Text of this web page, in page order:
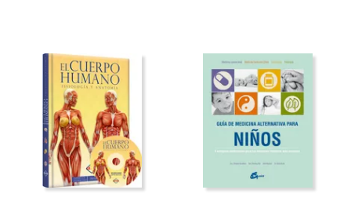
15%
dcto.
$ 24.67
$ 20.97
15%
dcto.